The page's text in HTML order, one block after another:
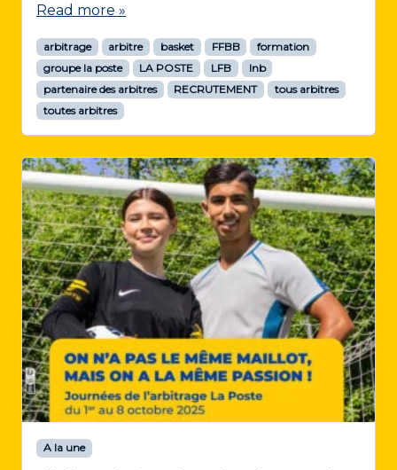
Read more »
arbitrage arbitre basket FFBB
formation
groupe la poste
LA POSTE LFB
lnb
partenaire des arbitres
RECRUTEMENT
tous arbitres
toutes arbitres
A la une